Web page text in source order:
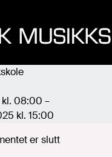
kl. 08:00 –
kl. 15:00
er slutt